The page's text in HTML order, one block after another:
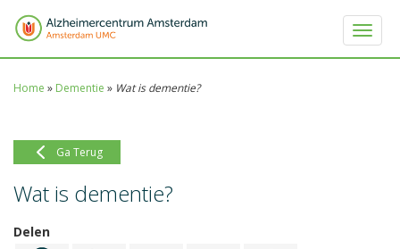
Toggle
Home » Dementie » Wat is dementie?
Ga Terug
Wat is dementie?
Delen